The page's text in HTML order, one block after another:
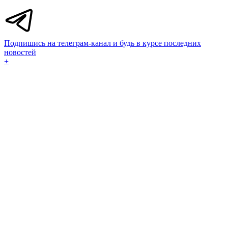
Подпишись на телеграм-канал и будь в курсе последних
новостей
+